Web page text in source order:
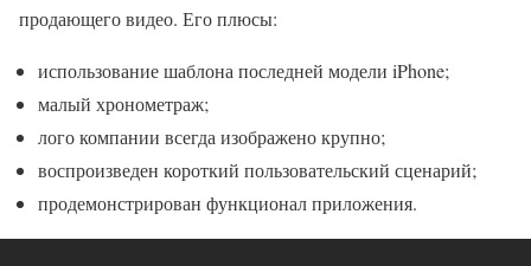
продающего видео. Его плюсы:
использование шаблона последней модели iPhone;
малый хронометраж;
лого компании всегда изображено крупно;
воспроизведен короткий пользовательский сценарий;
продемонстрирован функционал приложения.